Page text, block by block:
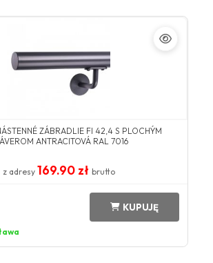
ZÁBRADLIE FI 42,4 S PLOCHÝM
ANTRACITOVÁ RAL 7016
z adresy 169.90 zł brutto
KUPUJĘ